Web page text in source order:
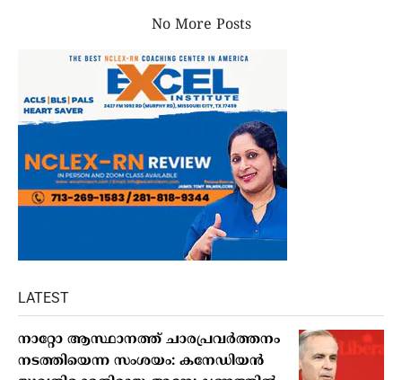
No More Posts
LATEST
നാറ്റോ ആസ്ഥാനത്ത് ചാരപ്രവര്‍ത്തനം
നടത്തിയെന്ന സംശയം: കനേഡിയന്‍